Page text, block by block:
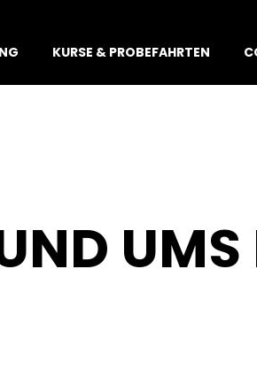
KURSE & PROBEFAHRTEN
UMS